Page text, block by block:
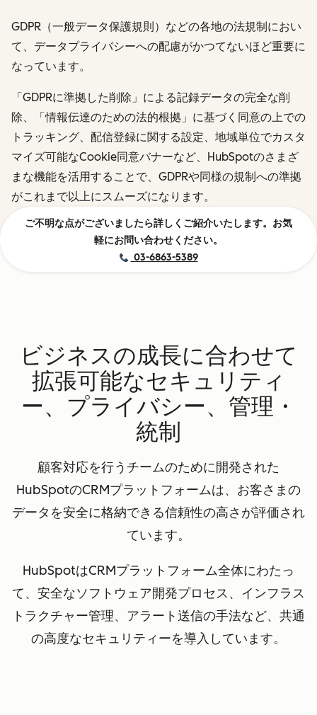
GDPR（一般データ保護規則）などの各地の法規制におい
て、データプライバシーへの配慮がかつてないほど重要に
なっています。
「GDPRに準拠した削除」による記録データの完全な削
除、「情報伝達のための法的根拠」に基づく同意の上での
トラッキング、配信登録に関する設定、地域単位でカスタ
マイズ可能なCookie同意バナーなど、HubSpotのさまざ
まな機能を活用することで、GDPRや同様の規制への準拠
がこれまで以上にスムーズになります。
ご不明な点がございましたら詳しくご紹介いたします。お気
軽にお問い合わせください。
03-6863-5389
ビジネスの成長に合わせて
拡張可能なセキュリティ
ー、プライバシー、管理・
統制
顧客対応を行うチームのために開発された
HubSpotのCRMプラットフォームは、お客さまの
データを安全に格納できる信頼性の高さが評価され
ています。
HubSpotはCRMプラットフォーム全体にわたっ
て、安全なソフトウェア開発プロセス、インフラス
トラクチャー管理、アラート送信の手法など、共通
の高度なセキュリティーを導入しています。